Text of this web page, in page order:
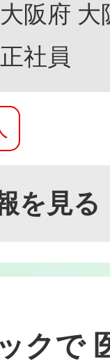
大阪府 大
正社員
を見る
クで